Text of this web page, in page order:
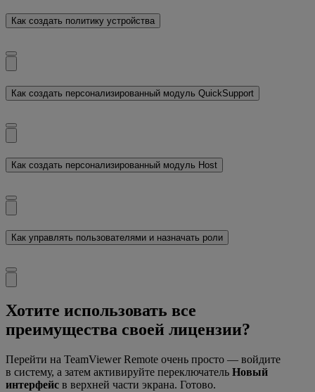
Как создать политику устройства
Как создать персонализированный модуль QuickSupport
Как создать персонализированный модуль Host
Как управлять пользователями и назначать роли
Хотите использовать все
преимущества своей лицензии?
Перейти на TeamViewer Remote очень просто — войдите
в систему, а затем активируйте переключатель Новый
интерфейс в верхней части экрана. Готово.